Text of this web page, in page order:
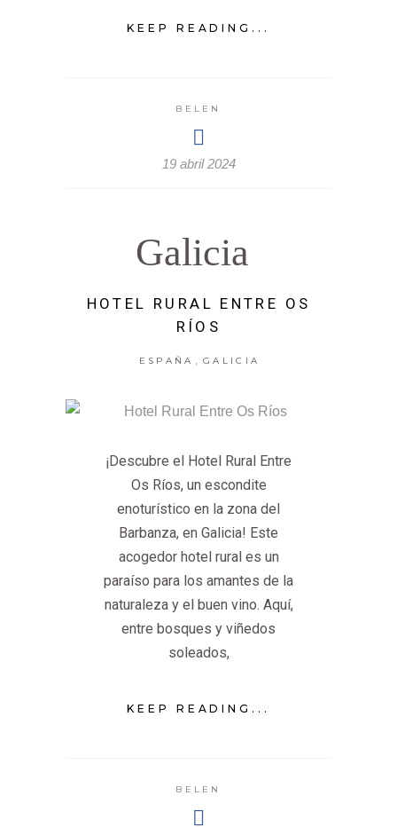
KEEP READING...
BELEN
19 abril 2024
Galicia
HOTEL RURAL ENTRE OS
RÍOS
ESPAÑA GALICIA
¡Descubre el Hotel Rural Entre
Os Ríos, un escondite
enoturístico en la zona del
Barbanza, en Galicia! Este
acogedor hotel rural es un
paraíso para los amantes de la
naturaleza y el buen vino. Aquí,
entre bosques y viñedos
soleados,
KEEP READING...
BELEN